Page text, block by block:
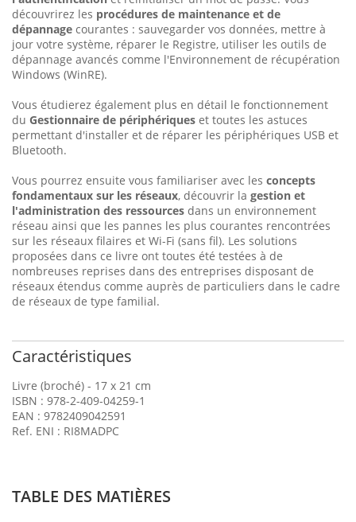
découvrirez les procédures de maintenance et de
dépannage courantes : sauvegarder vos données, mettre à
jour votre système, réparer le Registre, utiliser les outils de
dépannage avancés comme l'Environnement de récupération
Windows (WinRE).
Vous étudierez également plus en détail le fonctionnement
du Gestionnaire de périphériques et toutes les astuces
permettant d'installer et de réparer les périphériques USB et
Bluetooth.
Vous pourrez ensuite vous familiariser avec les concepts
fondamentaux sur les réseaux, découvrir la gestion et
l'administration des ressources dans un environnement
réseau ainsi que les pannes les plus courantes rencontrées
sur les réseaux filaires et Wi-Fi (sans fil). Les solutions
proposées dans ce livre ont toutes été testées à de
nombreuses reprises dans des entreprises disposant de
réseaux étendus comme auprès de particuliers dans le cadre
de réseaux de type familial.
Caractéristiques
Livre (broché) - 17 x 21 cm
ISBN : 978-2-409-04259-1
EAN : 9782409042591
Ref. ENI : RI8MADPC
TABLE DES MATIÈRES